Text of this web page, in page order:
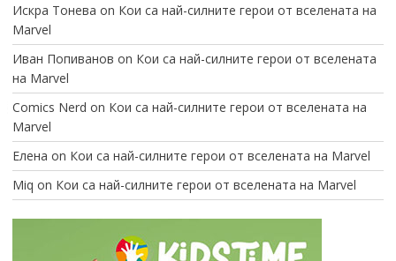
Искра Тонева on Кои са най-силните герои от вселената на
Marvel
Иван Попиванов on Кои са най-силните герои от вселената
на Marvel
Comics Nerd on Кои са най-силните герои от вселената на
Marvel
Елена on Кои са най-силните герои от вселената на Marvel
Miq on Кои са най-силните герои от вселената на Marvel